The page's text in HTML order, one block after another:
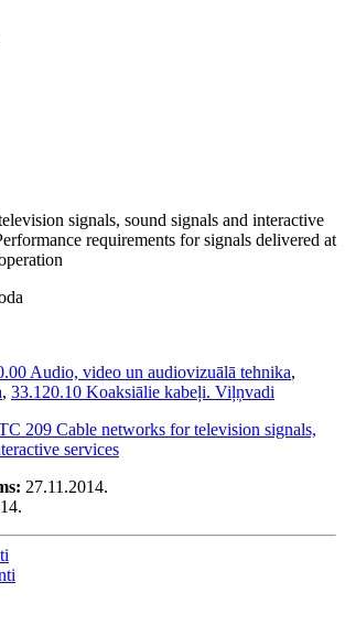
signals, sound signals and interactive
requirements for signals delivered at
Audio, video un audiovizuālā tehnika,
, 33.120.10 Koaksiālie kabeļi. Viļņvadi
209 Cable networks for television signals,
services
27.11.2014.